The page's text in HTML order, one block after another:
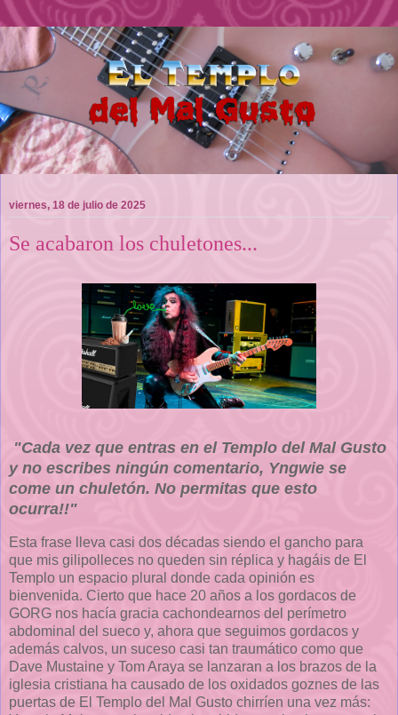
viernes, 18 de julio de 2025
Se acabaron los chuletones...
"Cada vez que entras en el Templo del Mal Gusto
y no escribes ningún comentario, Yngwie se
come un chuletón. No permitas que esto
ocurra!!"
Esta frase lleva casi dos décadas siendo el gancho para
que mis gilipolleces no queden sin réplica y hagáis de El
Templo un espacio plural donde cada opinión es
bienvenida. Cierto que hace 20 años a los gordacos de
GORG nos hacía gracia cachondearnos del perímetro
abdominal del sueco y, ahora que seguimos gordacos y
además calvos, un suceso casi tan traumático como que
Dave Mustaine y Tom Araya se lanzaran a los brazos de la
iglesia cristiana ha causado de los oxidados goznes de las
puertas de El Templo del Mal Gusto chirríen una vez más: